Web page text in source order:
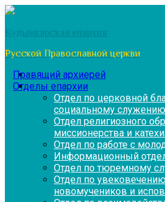
Перейти
содержимому
Кудымкарская епархия
Русской Православной церкви
Правящий архиерей
Отделы епархии
Отдел по церковной
социальному служению
Отдел религиозного
миссионерства и
Отдел по работе с
Информационный
Отдел по тюремному
Отдел по
новомучеников и